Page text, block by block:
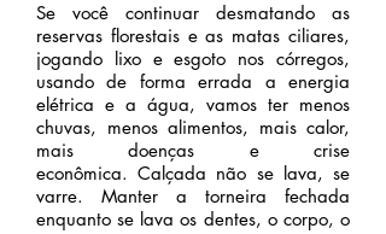
Se você continuar desmatando as
reservas florestais e as matas ciliares,
jogando lixo e esgoto nos córregos,
usando de forma errada a energia
elétrica e a água, vamos ter menos
chuvas, menos alimentos, mais calor,
mais doenças e crise
econômica.Calçada não se lava, se
varre. Manter a torneira fechada
enquanto se lava os dentes, o corpo, o